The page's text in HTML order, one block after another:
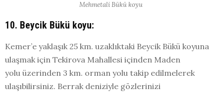
Mehmetali Bükü koyu
10. Beycik Bükü koyu:
Kemer’e yaklaşık 25 km. uzaklıktaki Beycik Bükü koyuna
ulaşmak için Tekirova Mahallesi içinden Maden
yolu üzerinden 3 km. orman yolu takip edilmelerek
ulaşıbilirsiniz. Berrak deniziyle gözlerinizi